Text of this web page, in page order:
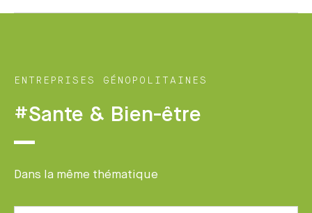
ENTREPRISES GÉNOPOLITAINES
#Sante & Bien-être
Dans la même thématique